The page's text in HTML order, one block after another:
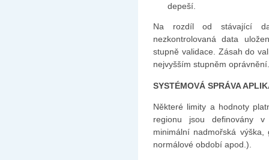
depeší.
Na rozdíl od stávající
nezkontrolovaná data
stupně validace. Zásah do
nejvyšším stupněm oprávnění.
SYSTÉMOVÁ SPRÁVA
Některé limity a hodnoty
regionu jsou definovány
minimální nadmořská
normálové období apod.).